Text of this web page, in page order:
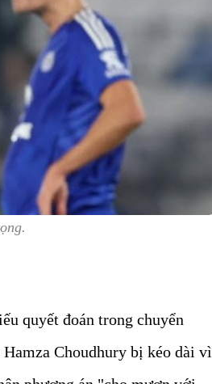
quyết đoán trong chuyển
Choudhury bị kéo dài vì